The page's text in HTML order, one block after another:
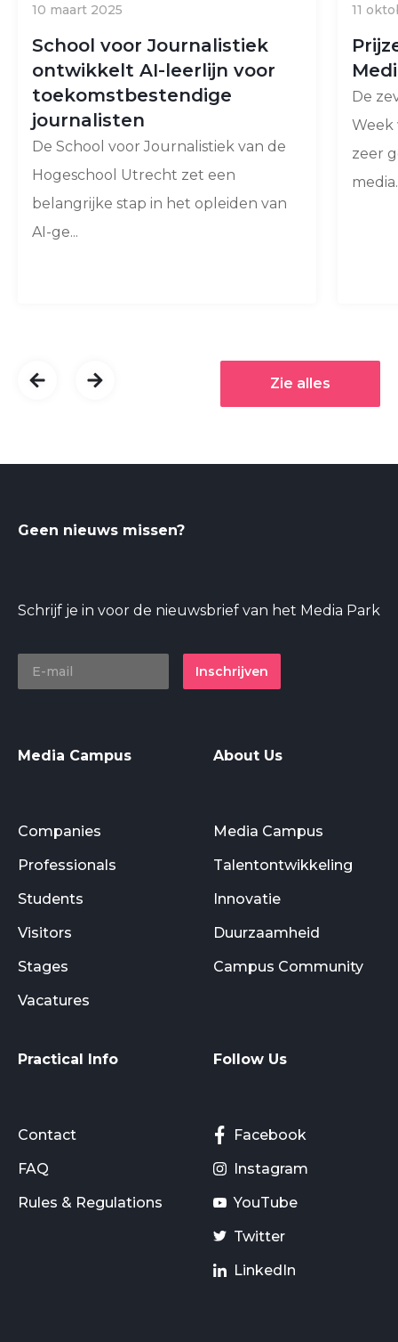
10 maart 2025
School voor Journalistiek
ontwikkelt AI-leerlijn voor
toekomstbestendige
journalisten
De School voor Journalistiek van de
Hogeschool Utrecht zet een
belangrijke stap in het opleiden van
AI-ge...
11
De
Week
zeer
Zie alles
Geen nieuws missen?
Schrijf je in voor de nieuwsbrief van het Media Park
Inschrijven
Media Campus
Companies
Professionals
Students
Visitors
Stages
Vacatures
About Us
Media Campus
Talentontwikkeling
Innovatie
Duurzaamheid
Campus Community
Practical Info
Contact
FAQ
Rules & Regulations
Follow Us
Facebook
Instagram
YouTube
Twitter
LinkedIn